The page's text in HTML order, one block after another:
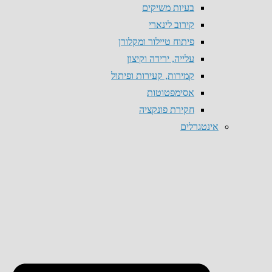
בעיות משיקים
קירוב לינארי
פיתוח טיילור ומקלורן
עלייה, ירידה וקיצון
קמירות, קעירות ופיתול
אסימפטוטות
חקירת פונקציה
אינטגרלים